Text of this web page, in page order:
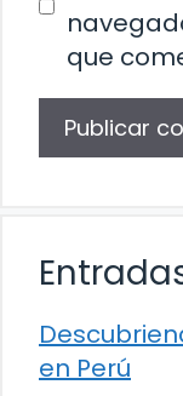
que
en Perú